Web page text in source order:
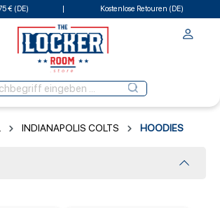
€ (DE) Kostenlose Retouren (DE)
INDIANAPOLIS COLTS HOODIES